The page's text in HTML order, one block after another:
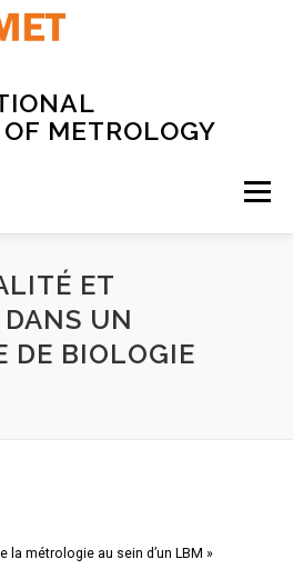
METROLOGY
Menu
PROGRAMME
PARTENAIRES
ET
UN
DE BIOLOGIE
la métrologie au sein d’un LBM »